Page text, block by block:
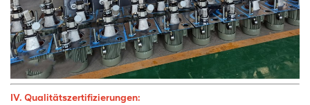
IV. Qualitätszertifizierungen: